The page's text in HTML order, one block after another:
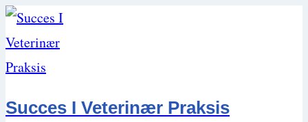
Skip
to
content
Succes I Veterinær Praksis